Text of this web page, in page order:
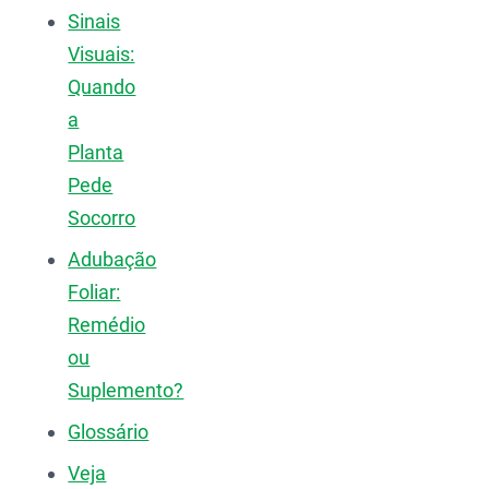
Sinais
Visuais:
Quando
a
Planta
Pede
Socorro
Adubação
Foliar:
Remédio
ou
Suplemento?
Glossário
Veja